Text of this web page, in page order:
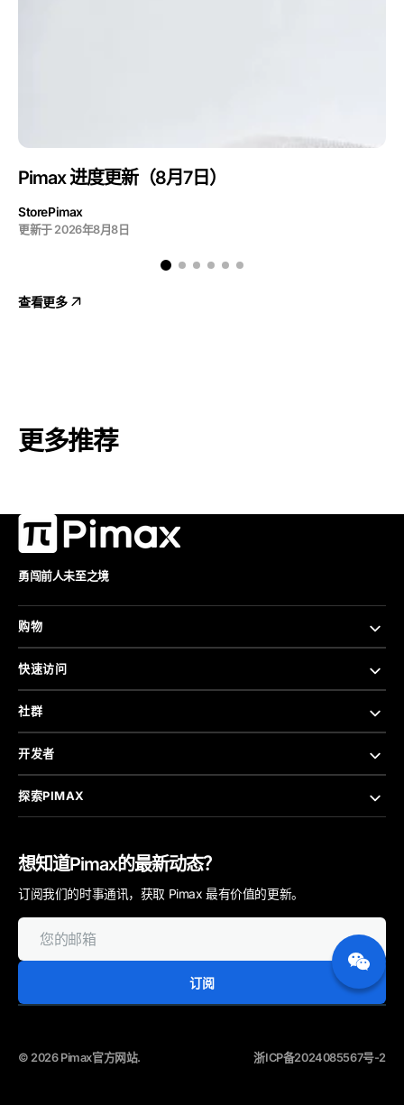
查看更多
Pimax 进度更新（8月7日）
StorePimax
更新于 2026年8月8日
更多推荐
勇闯前人未至之境
购物
快速访问
社群
开发者
探索PIMAX
想知道Pimax的最新动态？
订阅我们的时事通讯，获取 Pimax 最有价值的更新。
您
邮
订阅
© 2026 Pimax官方网站. 浙ICP备2024085567号-2